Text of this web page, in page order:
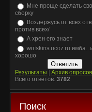
Мне проще сделать
сборку
Воздержусь от всех
против всех/
А хрен его знает
wotskins.ucoz.ru
хорошо
Результаты
Архив опросов
Всего ответов: 3782
Поиск